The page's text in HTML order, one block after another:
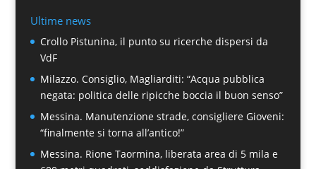
Ultime news
Crollo Pistunina, il punto su ricerche dispersi da
VdF
Milazzo. Consiglio, Magliarditi: “Acqua pubblica
negata: politica delle ripicche boccia il buon senso”
Messina. Manutenzione strade, consigliere Gioveni:
“finalmente si torna all’antico!”
Messina. Rione Taormina, liberata area di 5 mila e